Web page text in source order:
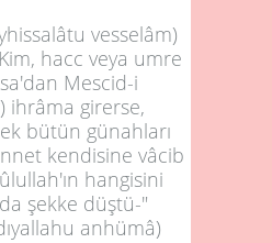
vesselâm)
hacc veya umre
Mescid-i
ihrâma girerse,
bütün günahları
kendisine vâcib
hangisini
şekke düştü-"
anhümâ)